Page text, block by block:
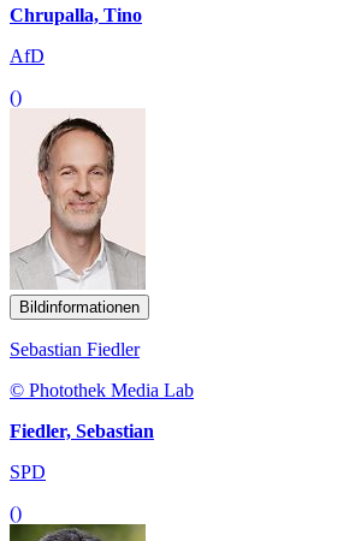
Chrupalla, Tino
AfD
()
Bildinformationen
Sebastian Fiedler
© Photothek Media Lab
Fiedler, Sebastian
SPD
()